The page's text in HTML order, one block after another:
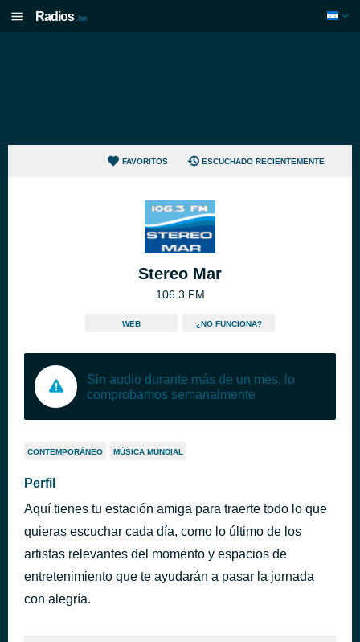
Radios .hn
FAVORITOS ESCUCHADO RECIENTEMENTE
Stereo Mar
106.3 FM
WEB ¿NO FUNCIONA?
Sin audio durante más de un mes, lo
comprobamos semanalmente
CONTEMPORÁNEO MÚSICA MUNDIAL
Perfil
Aquí tienes tu estación amiga para traerte todo lo que
quieras escuchar cada día, como lo último de los
artistas relevantes del momento y espacios de
entretenimiento que te ayudarán a pasar la jornada
con alegría.